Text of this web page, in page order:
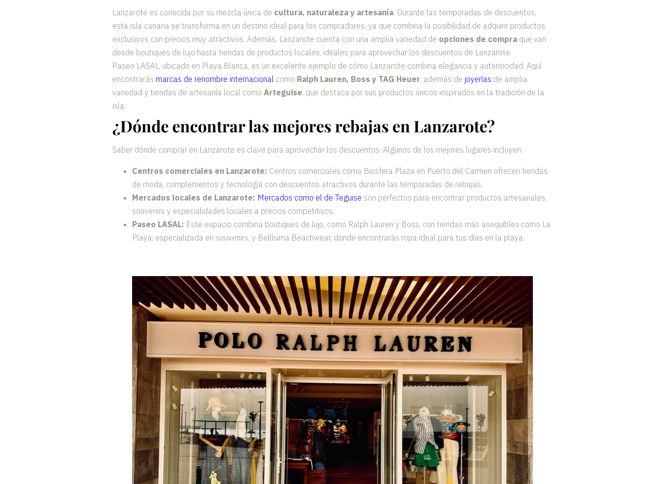
Lanzarote es conocida por su mezcla única de cultura, naturaleza y artesanía. Durante las temporadas de descuentos,
esta isla canaria se transforma en un destino ideal para los compradores, ya que combina la posibilidad de adquirir productos
exclusivos con precios muy atractivos. Además, Lanzarote cuenta con una amplia variedad de opciones de compra que van
desde boutiques de lujo hasta tiendas de productos locales, ideales para aprovechar los descuentos de Lanzarote.
Paseo LASAL, ubicado en Playa Blanca, es un excelente ejemplo de cómo Lanzarote combina elegancia y autenticidad. Aquí
encontrarás marcas de renombre internacional como Ralph Lauren, Boss y TAG Heuer, además de joyerías de amplia
variedad y tiendas de artesanía local como Arteguise, que destaca por sus productos únicos inspirados en la tradición de la
isla.
¿Dónde encontrar las mejores rebajas en Lanzarote?
Saber dónde comprar en Lanzarote es clave para aprovechar los descuentos. Algunos de los mejores lugares incluyen:
Centros comerciales en Lanzarote: Centros comerciales como Biosfera Plaza en Puerto del Carmen ofrecen tiendas
de moda, complementos y tecnología con descuentos atractivos durante las temporadas de rebajas.
Mercados locales de Lanzarote: Mercados como el de Teguise son perfectos para encontrar productos artesanales,
souvenirs y especialidades locales a precios competitivos.
Paseo LASAL: Este espacio combina boutiques de lujo, como Ralph Lauren y Boss, con tiendas más asequibles como La
Playa, especializada en souvenirs, y Bellísima Beachwear, donde encontrarás ropa ideal para tus días en la playa.